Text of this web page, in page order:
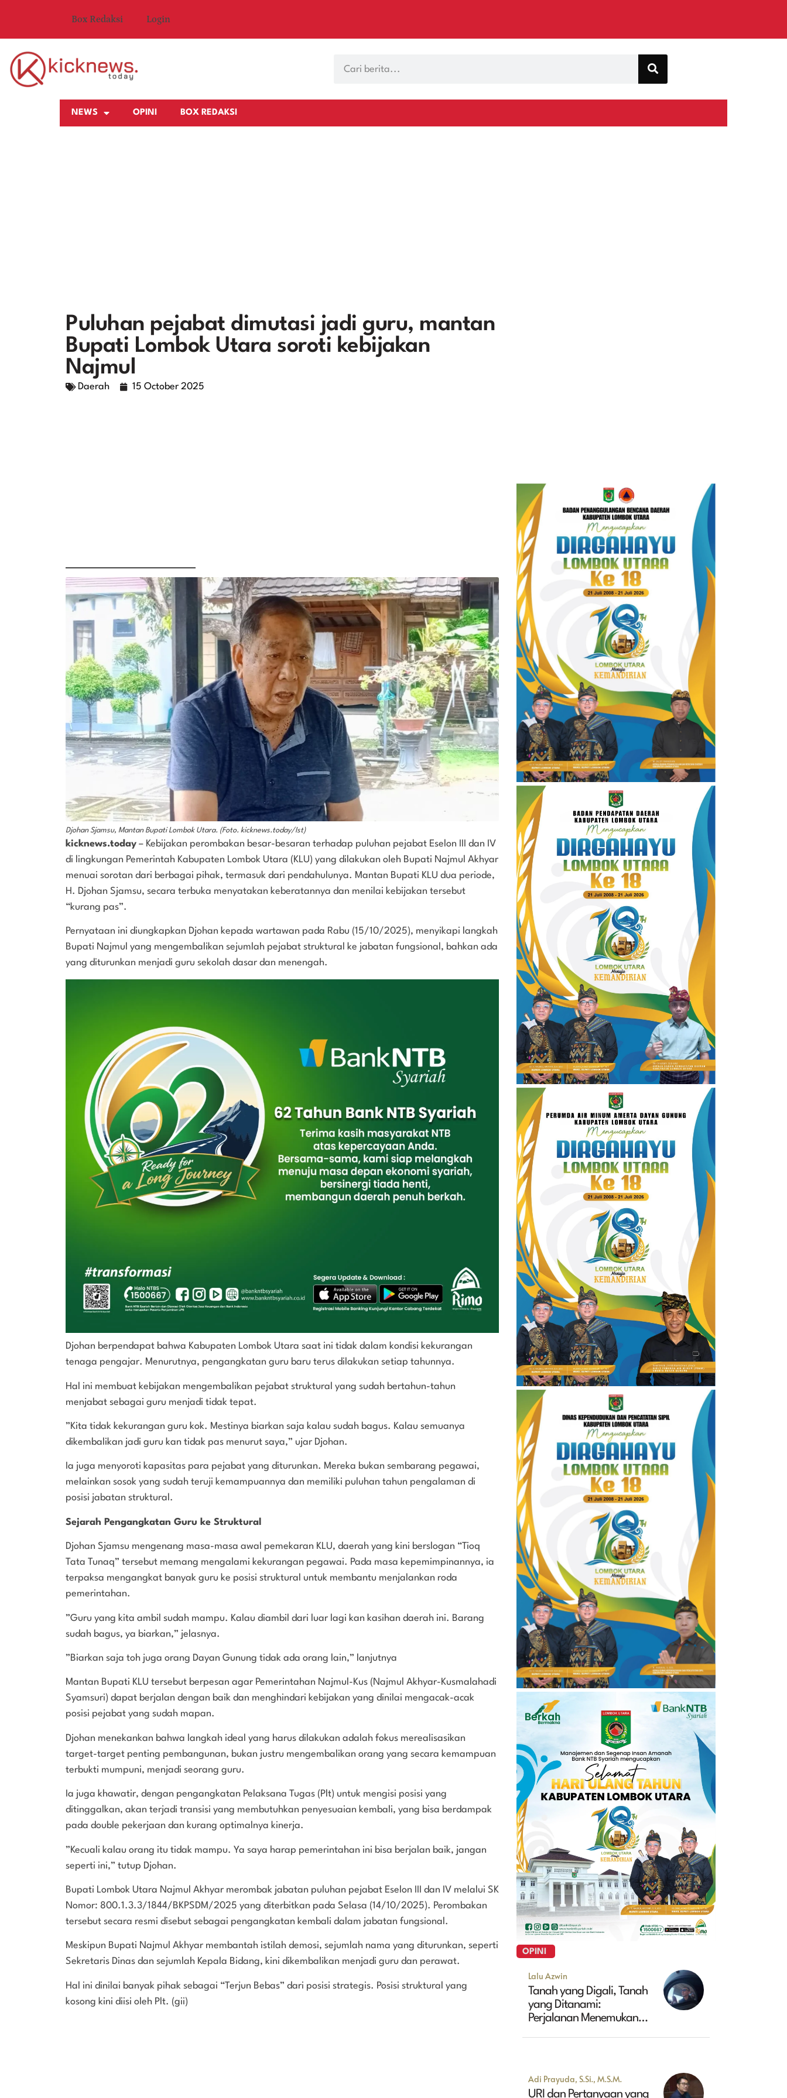
Box Redaksi Login
NEWS OPINI BOX REDAKSI
Puluhan pejabat dimutasi jadi guru, mantan
Bupati Lombok Utara soroti kebijakan
Najmul
Daerah 15 October 2025
Djohan Sjamsu, Mantan Bupati Lombok Utara. (Foto. kicknews.today/Ist)
kicknews.today – Kebijakan perombakan besar-besaran terhadap puluhan pejabat Eselon III dan IV
di lingkungan Pemerintah Kabupaten Lombok Utara (KLU) yang dilakukan oleh Bupati Najmul Akhyar
menuai sorotan dari berbagai pihak, termasuk dari pendahulunya. Mantan Bupati KLU dua periode,
H. Djohan Sjamsu, secara terbuka menyatakan keberatannya dan menilai kebijakan tersebut
“kurang pas”.
Pernyataan ini diungkapkan Djohan kepada wartawan pada Rabu (15/10/2025), menyikapi langkah
Bupati Najmul yang mengembalikan sejumlah pejabat struktural ke jabatan fungsional, bahkan ada
yang diturunkan menjadi guru sekolah dasar dan menengah.
Djohan berpendapat bahwa Kabupaten Lombok Utara saat ini tidak dalam kondisi kekurangan
tenaga pengajar. Menurutnya, pengangkatan guru baru terus dilakukan setiap tahunnya.
Hal ini membuat kebijakan mengembalikan pejabat struktural yang sudah bertahun-tahun
menjabat sebagai guru menjadi tidak tepat.
”Kita tidak kekurangan guru kok. Mestinya biarkan saja kalau sudah bagus. Kalau semuanya
dikembalikan jadi guru kan tidak pas menurut saya,” ujar Djohan.
Ia juga menyoroti kapasitas para pejabat yang diturunkan. Mereka bukan sembarang pegawai,
melainkan sosok yang sudah teruji kemampuannya dan memiliki puluhan tahun pengalaman di
posisi jabatan struktural.
Sejarah Pengangkatan Guru ke Struktural
Djohan Sjamsu mengenang masa-masa awal pemekaran KLU, daerah yang kini berslogan “Tioq
Tata Tunaq” tersebut memang mengalami kekurangan pegawai. Pada masa kepemimpinannya, ia
terpaksa mengangkat banyak guru ke posisi struktural untuk membantu menjalankan roda
pemerintahan.
”Guru yang kita ambil sudah mampu. Kalau diambil dari luar lagi kan kasihan daerah ini. Barang
sudah bagus, ya biarkan,” jelasnya.
”Biarkan saja toh juga orang Dayan Gunung tidak ada orang lain,” lanjutnya
Mantan Bupati KLU tersebut berpesan agar Pemerintahan Najmul-Kus (Najmul Akhyar-Kusmalahadi
Syamsuri) dapat berjalan dengan baik dan menghindari kebijakan yang dinilai mengacak-acak
posisi pejabat yang sudah mapan.
Djohan menekankan bahwa langkah ideal yang harus dilakukan adalah fokus merealisasikan
target-target penting pembangunan, bukan justru mengembalikan orang yang secara kemampuan
terbukti mumpuni, menjadi seorang guru.
Ia juga khawatir, dengan pengangkatan Pelaksana Tugas (Plt) untuk mengisi posisi yang
ditinggalkan, akan terjadi transisi yang membutuhkan penyesuaian kembali, yang bisa berdampak
pada double pekerjaan dan kurang optimalnya kinerja.
”Kecuali kalau orang itu tidak mampu. Ya saya harap pemerintahan ini bisa berjalan baik, jangan
seperti ini,” tutup Djohan.
Bupati Lombok Utara Najmul Akhyar merombak jabatan puluhan pejabat Eselon III dan IV melalui SK
Nomor: 800.1.3.3/1844/BKPSDM/2025 yang diterbitkan pada Selasa (14/10/2025). Perombakan
tersebut secara resmi disebut sebagai pengangkatan kembali dalam jabatan fungsional.
Meskipun Bupati Najmul Akhyar membantah istilah demosi, sejumlah nama yang diturunkan, seperti
Sekretaris Dinas dan sejumlah Kepala Bidang, kini dikembalikan menjadi guru dan perawat.
Hal ini dinilai banyak pihak sebagai “Terjun Bebas” dari posisi strategis. Posisi struktural yang
kosong kini diisi oleh Plt. (gii)
OPINI
Lalu Azwin
Tanah yang Digali, Tanah
yang Ditanami:
Perjalanan Menemukan
Adi Prayuda, S.Si., M.S.M.
URI dan Pertanyaan yang